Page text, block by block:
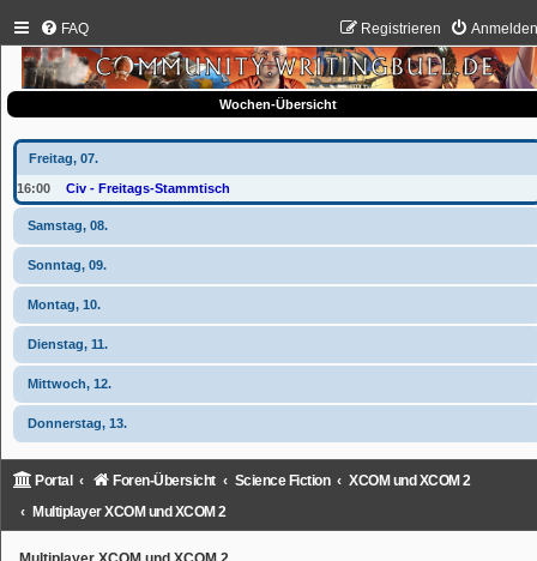
FAQ Registrieren
Wochen-Übersicht
Freitag, 07.
16:00 Civ - Freitags-Stammtisch
Samstag, 08.
Sonntag, 09.
Montag, 10.
Dienstag, 11.
Mittwoch, 12.
Donnerstag, 13.
Portal Foren-Übersicht Science Fiction
XCOM und XCOM 2
Multiplayer XCOM und XCOM 2